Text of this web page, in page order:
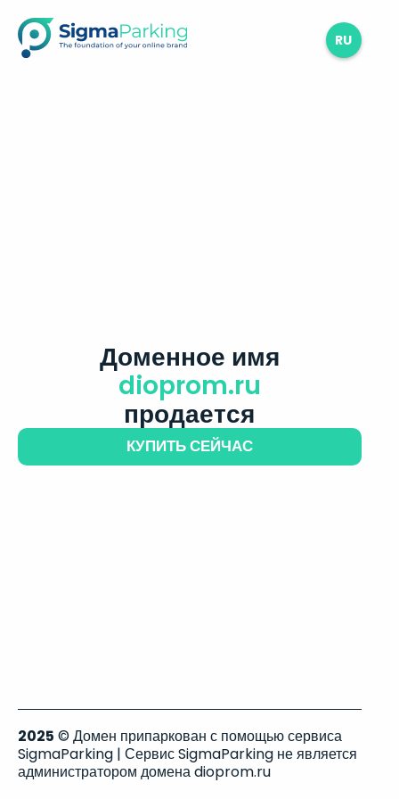
RU
Доменное имя
dioprom.ru
продается
КУПИТЬ СЕЙЧАС
2025 © Домен припаркован с помощью сервиса
SigmaParking | Сервис SigmaParking не является
администратором домена dioprom.ru